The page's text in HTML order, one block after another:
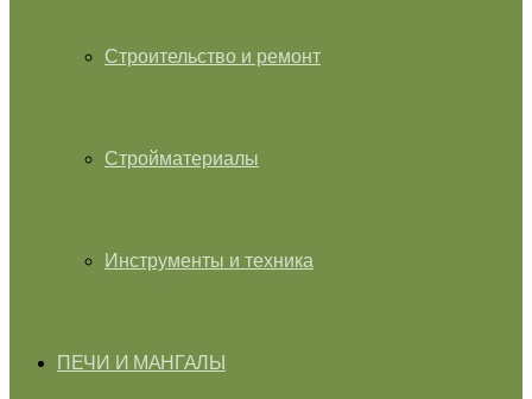
Строительство и ремонт
Стройматериалы
Инструменты и техника
ПЕЧИ И МАНГАЛЫ